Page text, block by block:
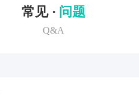
常见 · 问题
Q&A